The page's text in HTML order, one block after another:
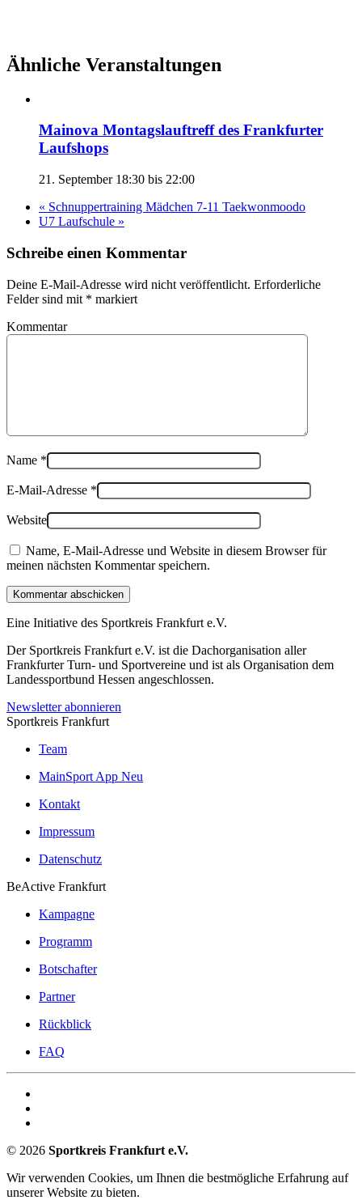
Ähnliche Veranstaltungen
Mainova Montagslauftreff des Frankfurter
Laufshops
21. September 18:30 bis 22:00
« Schnuppertraining Mädchen 7-11 Taekwonmoodo
U7 Laufschule »
Schreibe einen Kommentar
Deine E-Mail-Adresse wird nicht veröffentlicht. Erforderliche
Felder sind mit * markiert
Kommentar
Name *
E-Mail-Adresse *
Website
Name, E-Mail-Adresse und Website in diesem Browser für
meinen nächsten Kommentar speichern.
Kommentar abschicken
Eine Initiative des Sportkreis Frankfurt e.V.
Der Sportkreis Frankfurt e.V. ist die Dachorganisation aller
Frankfurter Turn- und Sportvereine und ist als Organisation dem
Landessportbund Hessen angeschlossen.
Newsletter abonnieren
Sportkreis Frankfurt
Team
MainSport App Neu
Kontakt
Impressum
Datenschutz
BeActive Frankfurt
Kampagne
Programm
Botschafter
Partner
Rückblick
FAQ
© 2026 Sportkreis Frankfurt e.V.
Wir verwenden Cookies, um Ihnen die bestmögliche Erfahrung auf
unserer Website zu bieten.